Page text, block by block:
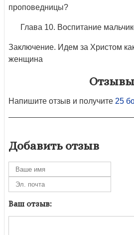
проповедницы?
Глава 10. Воспитание
Заключение. Идем за Христом
женщина
Отзывы
Напишите отзыв и получите 25
Добавить отзыв
Ваш отзыв: